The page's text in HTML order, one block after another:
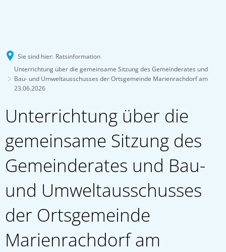
Sie sind hier: Ratsinformation
Unterrichtung über die gemeinsame Sitzung des Gemeinderates und
Bau- und Umweltausschusses der Ortsgemeinde Marienrachdorf am
23.06.2026
Unterrichtung über die
gemeinsame Sitzung des
Gemeinderates und Bau-
und Umweltausschusses
der Ortsgemeinde
Marienrachdorf am